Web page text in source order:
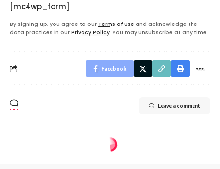
[mc4wp_form]
By signing up, you agree to our Terms of Use and acknowledge the
data practices in our Privacy Policy. You may unsubscribe at any time.
Facebook
Leave a comment